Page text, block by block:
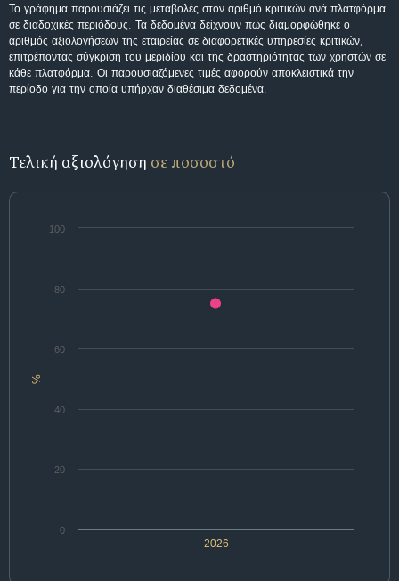
Το γράφημα παρουσιάζει τις μεταβολές στον αριθμό κριτικών ανά πλατφόρμα
σε διαδοχικές περιόδους. Τα δεδομένα δείχνουν πώς διαμορφώθηκε ο
αριθμός αξιολογήσεων της εταιρείας σε διαφορετικές υπηρεσίες κριτικών,
επιτρέποντας σύγκριση του μεριδίου και της δραστηριότητας των χρηστών σε
κάθε πλατφόρμα. Οι παρουσιαζόμενες τιμές αφορούν αποκλειστικά την
περίοδο για την οποία υπήρχαν διαθέσιμα δεδομένα.
Τελική αξιολόγηση σε ποσοστό
%
2026
0
20
40
60
80
100